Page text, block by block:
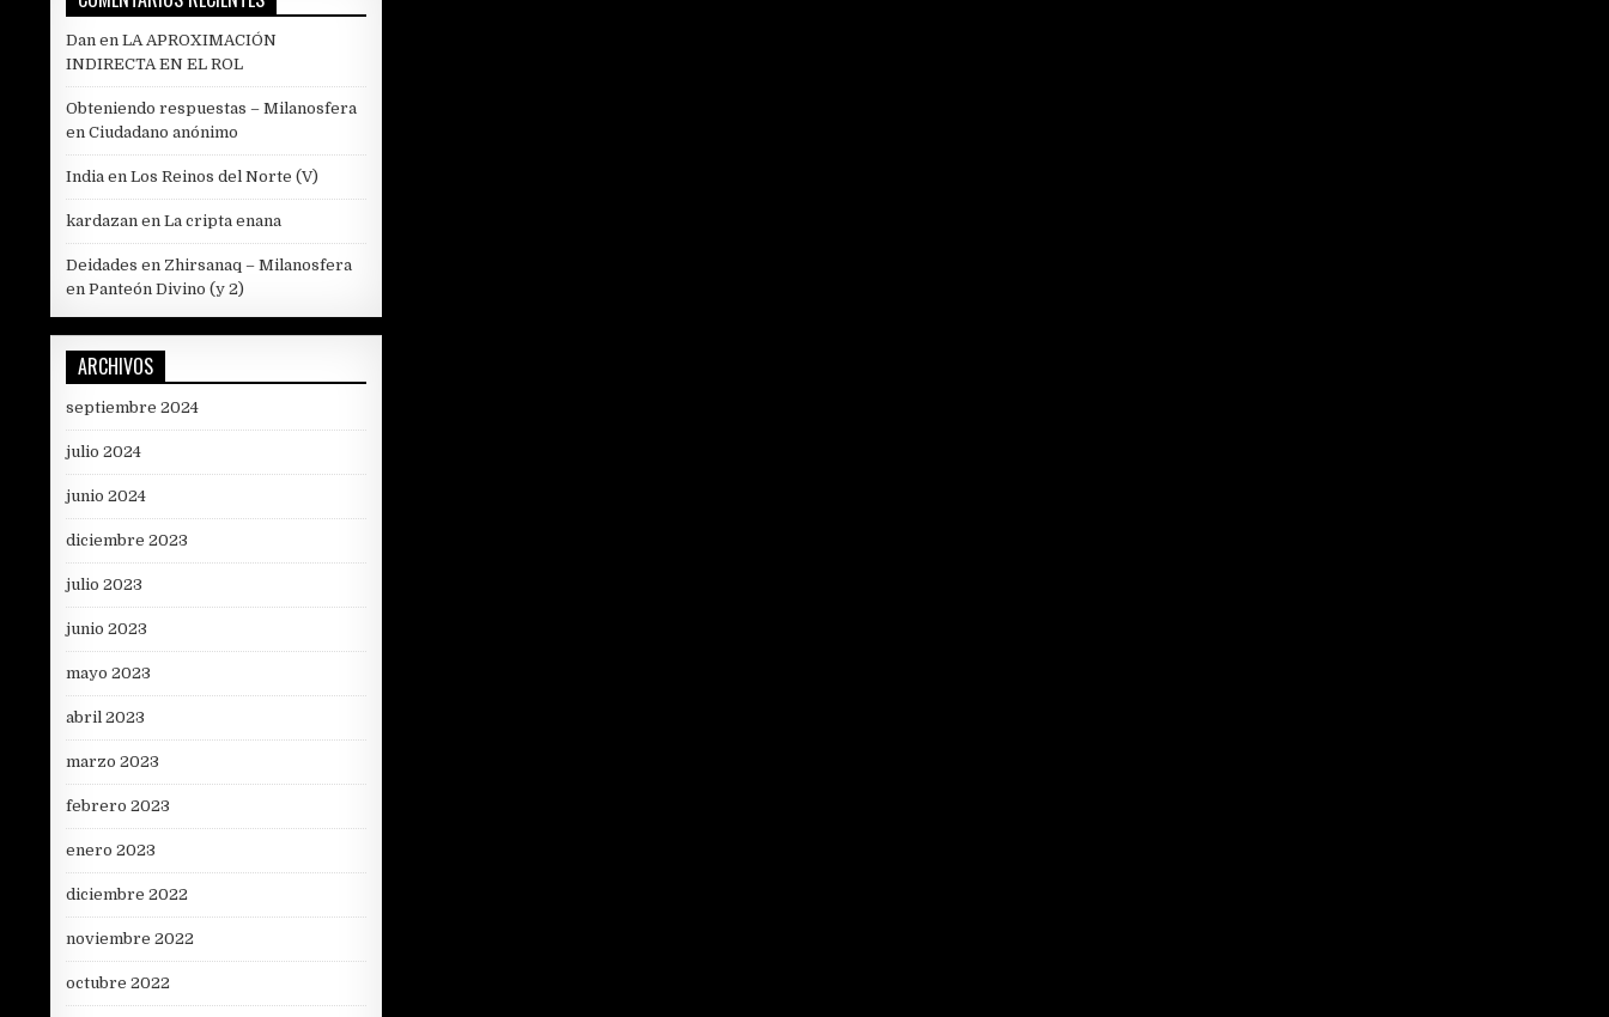
Dan en LA APROXIMACIÓN
INDIRECTA EN EL ROL
Obteniendo respuestas – Milanosfera
en Ciudadano anónimo
India en Los Reinos del Norte (V)
kardazan en La cripta enana
Deidades en Zhirsanaq – Milanosfera
en Panteón Divino (y 2)
ARCHIVOS
septiembre 2024
julio 2024
junio 2024
diciembre 2023
julio 2023
junio 2023
mayo 2023
abril 2023
marzo 2023
febrero 2023
enero 2023
diciembre 2022
noviembre 2022
octubre 2022